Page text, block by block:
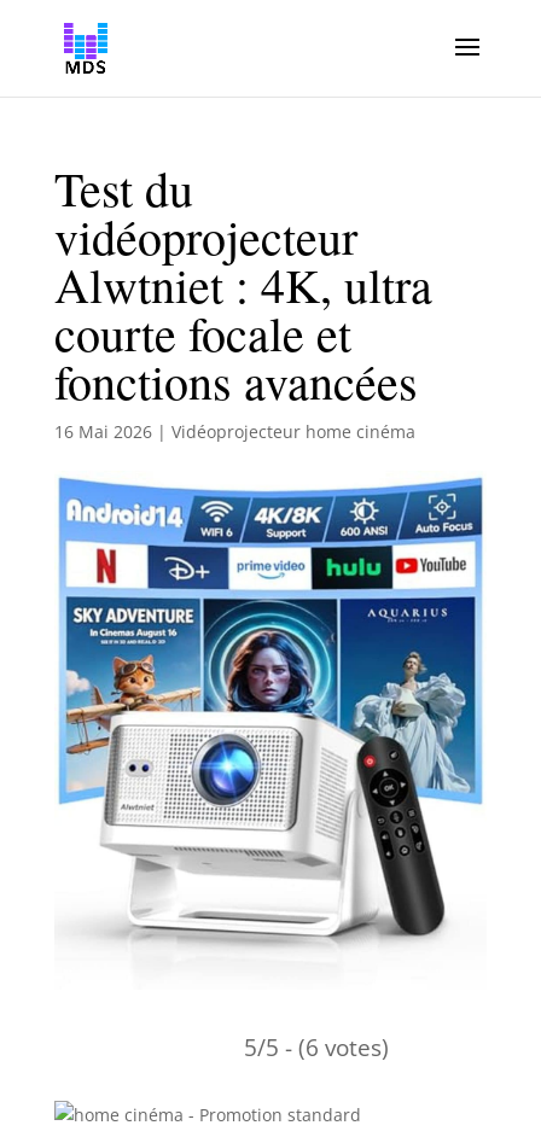
Test du
vidéoprojecteur
Alwtniet : 4K, ultra
courte focale et
fonctions avancées
16 Mai 2026| Vidéoprojecteur home cinéma
5/5 - (6 votes)